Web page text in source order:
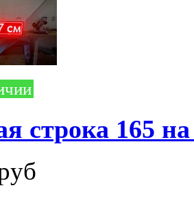
строка 165